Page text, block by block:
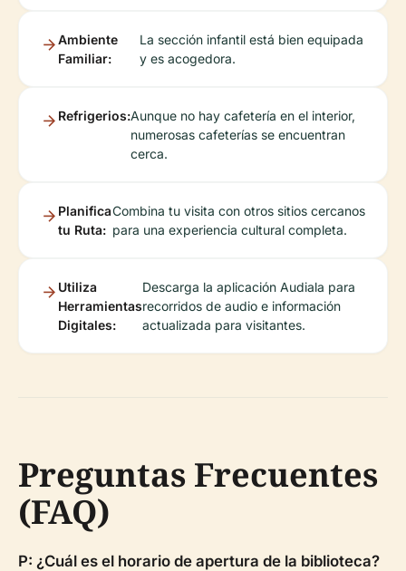
Ambiente
Familiar:
La sección infantil está bien equipada
y es acogedora.
Refrigerios:Aunque no hay cafetería en el interior,
numerosas cafeterías se encuentran
cerca.
Planifica
tu Ruta:
Combina tu visita con otros sitios cercanos
para una experiencia cultural completa.
Utiliza
Herramientas
Digitales:
Descarga la aplicación Audiala para
recorridos de audio e información
actualizada para visitantes.
Preguntas Frecuentes
(FAQ)
P: ¿Cuál es el horario de apertura de la biblioteca?